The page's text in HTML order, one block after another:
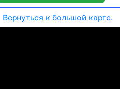
Вернуться к большой карте.